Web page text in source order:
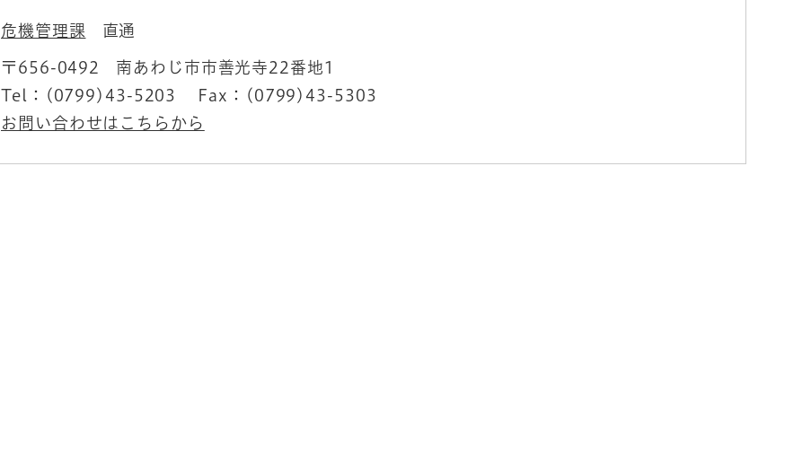
危機管理課 直通
〒656-0492
南あわじ市市善光寺22番地1
Tel：(0799)43-5203
Fax：(0799)43-5303
お問い合わせはこちらから